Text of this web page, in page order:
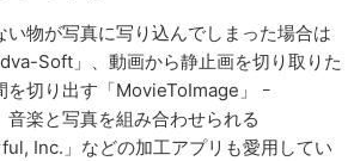
い物が写真に写り込んでしまった場合は
Soft」、動画から静止画を切り取りた
を切り出す「MovieToImage」 ｰ
楽と写真を組み合わせられる
Inc.」などの加工アプリも愛用してい